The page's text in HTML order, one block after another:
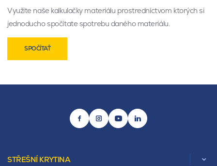
Využite naše kalkulačky materiálu prostredníctvom ktorých si
jednoducho spočítate spotrebu daného materiálu.
SPOČÍTAŤ
STŘEŠNÍ KRYTINA